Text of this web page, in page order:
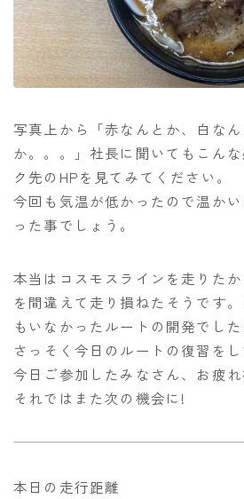
写真上から「赤なんとか、白な
か。。。」社長に聞いてもこん
ク先のHPを見てみてください。
今回も気温が低かったので温か
った事でしょう。
本当はコスモスラインを走りた
を間違えて走り損ねたそうです
もいなかったルートの開発でし
さっそく今日のルートの復習をし
今日ご参加したみなさん、お疲れ
それではまた次の機会に!
本日の走行距離